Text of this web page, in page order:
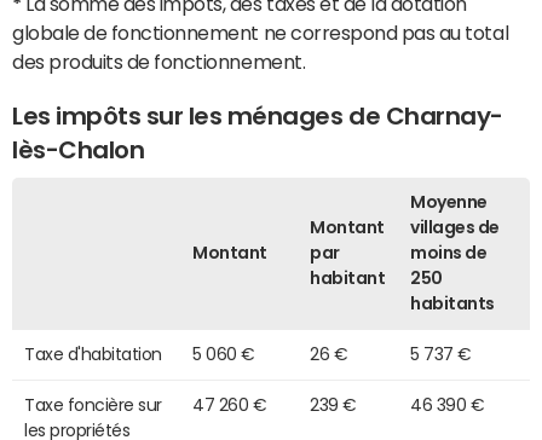
globale de fonctionnement ne correspond pas au total
des produits de fonctionnement.
Les impôts sur les ménages de Charnay-
lès-Chalon
Montant
Montant
par
habitant
Moyenne
villages de
moins de
250
habitants
Taxe d'habitation 5 060 € 26 € 5 737 €
Taxe foncière sur
les propriétés
47 260 € 239 € 46 390 €